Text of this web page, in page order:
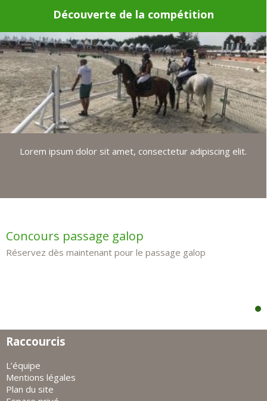
Découverte de la compétition
Lorem ipsum dolor sit amet, consectetur adipiscing elit.
Concours passage galop
Réservez dès maintenant pour le passage galop
Raccourcis
L’équipe
Mentions légales
Plan du site